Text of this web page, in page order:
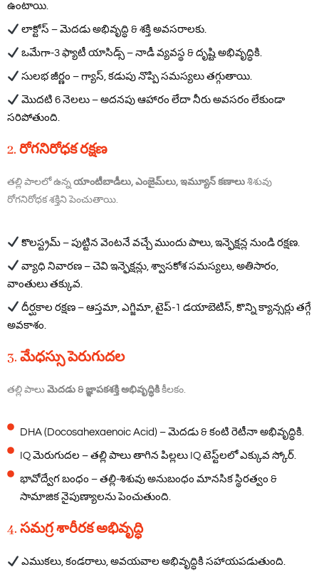
ఉంటాయి.
లాక్టోస్ – మెదడు అభివృద్ధి & శక్తి అవసరాలకు.
ఒమేగా-3 ఫ్యాటీ యాసిడ్స్ – నాడీ వ్యవస్థ & దృష్టి అభివృద్ధికి.
సులభ జీర్ణం – గ్యాస్, కడుపు నొప్పి సమస్యలు తగ్గుతాయి.
మొదటి 6 నెలలు – అదనపు ఆహారం లేదా నీరు అవసరం లేకుండా
సరిపోతుంది.
2. రోగనిరోధక రక్షణ
తల్లి పాలలో ఉన్న యాంటీబాడీలు, ఎంజైమ్‌లు, ఇమ్యూన్ కణాలు శిశువు
రోగనిరోధక శక్తిని పెంచుతాయి.
కొలస్ట్రమ్ – పుట్టిన వెంటనే వచ్చే ముందు పాలు, ఇన్ఫెక్షన్ల నుండి రక్షణ.
వ్యాధి నివారణ – చెవి ఇన్ఫెక్షన్లు, శ్వాసకోశ సమస్యలు, అతిసారం,
వాంతులు తక్కువ.
దీర్ఘకాల రక్షణ – ఆస్తమా, ఎగ్జిమా, టైప్-1 డయాబెటిస్, కొన్ని క్యాన్సర్లు తగ్గే
అవకాశం.
3. మేధస్సు పెరుగుదల
తల్లి పాలు మెదడు & జ్ఞాపకశక్తి అభివృద్ధికికీలకం.
DHA (Docosahexaenoic Acid) – మెదడు & కంటి రెటీనా అభివృద్ధికి.
IQ మెరుగుదల – తల్లి పాలు తాగిన పిల్లలు IQ టెస్ట్‌లలో ఎక్కువ స్కోర్.
భావోద్వేగ బంధం – తల్లి-శిశువు అనుబంధం మానసిక స్థిరత్వం &
సామాజిక నైపుణ్యాలను పెంచుతుంది.
4. సమగ్ర శారీరక అభివృద్ధి
ఎముకలు, కండరాలు, అవయవాల అభివృద్ధికి సహాయపడుతుంది.